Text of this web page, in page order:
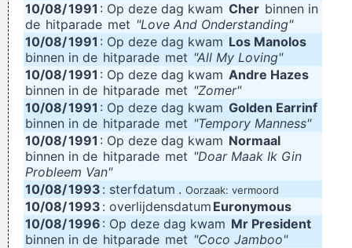
10/08/1991 : Op deze dag kwam Cher binnen in
de hitparade met "Love And Onderstanding"
10/08/1991 : Op deze dag kwam Los Manolos
binnen in de hitparade met "All My Loving"
10/08/1991 : Op deze dag kwam Andre Hazes
binnen in de hitparade met "Zomer"
10/08/1991 : Op deze dag kwam Golden Earrinf
binnen in de hitparade met "Tempory Manness"
10/08/1991 : Op deze dag kwam Normaal
binnen in de hitparade met "Doar Maak Ik Gin
Probleem Van"
10/08/1993 : sterfdatum . Oorzaak: vermoord
10/08/1993 : overlijdensdatum Euronymous
10/08/1996 : Op deze dag kwam Mr President
binnen in de hitparade met "Coco Jamboo"